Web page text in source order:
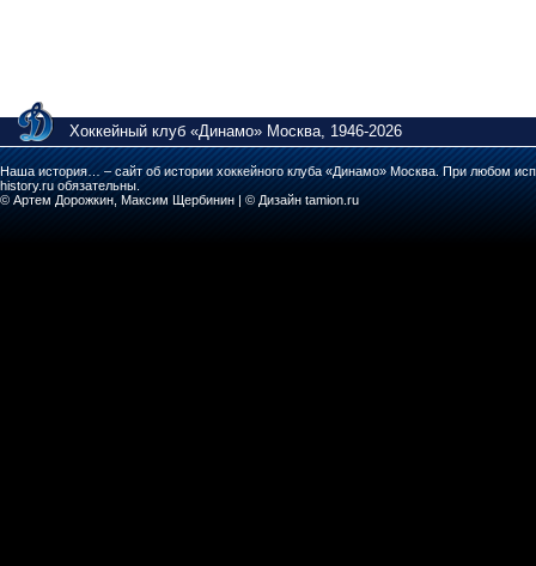
Хоккейный клуб «Динамо» Москва, 1946-2026
Наша история… – сайт об истории хоккейного клуба «Динамо» Москва. При любом
history.ru обязательны.
© Артем Дорожкин, Максим Щербинин | © Дизайн tamion.ru